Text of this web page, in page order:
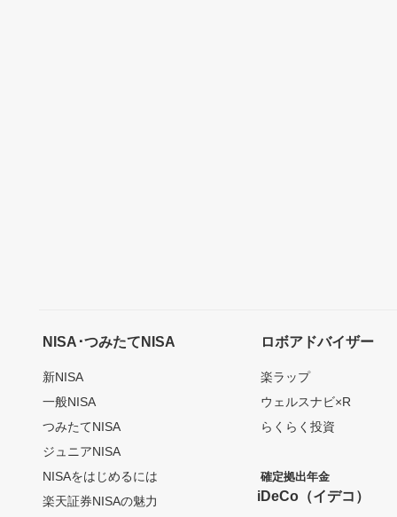
NISA･つみたてNISA
新NISA
一般NISA
つみたてNISA
ジュニアNISA
NISAをはじめるには
楽天証券NISAの魅力
ロボアドバイザー
楽ラップ
ウェルスナビ×R
らくらく投資
確定拠出年金
iDeCo（イデコ）